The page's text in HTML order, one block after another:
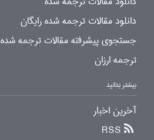
دانلود مقالات ترجمه شده رایگان
جستجوی پیشرفته مقالات ترجمه شده
ترجمه ارزان
بیشتر بدانید
آخرین اخبار
RSS